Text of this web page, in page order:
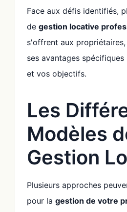
Face aux défis identifiés,
de gestion locative
s'offrent aux propriétaires,
ses avantages
et vos objectifs.
Les
Modèles
Gestion
Plusieurs approches
pour la gestion de votre